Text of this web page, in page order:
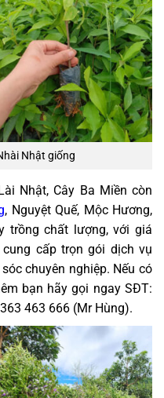
Nhật giống
Nhật, Cây Ba Miền còn
, Nguyệt Quế, Mộc Hương,
trồng chất lượng, với giá
cấp trọn gói dịch vụ
chuyên nghiệp. Nếu có
bạn hãy gọi ngay SĐT:
463 666 (Mr Hùng).